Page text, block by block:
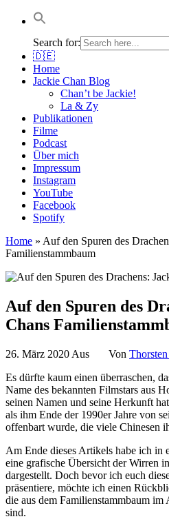
Jackie Chan Deutschland | Thorsten
Autor & Jackie-Chan-Historiker
Search for:
🇩🇪
Home
Jackie Chan Blog
Chan’t be Jackie!
La & Zy
Publikationen
Filme
Podcast
Über mich
Impressum
Instagram
YouTube
Facebook
Spotify
Home » Auf den Spuren des
Familienstammbaum
Auf den Spuren des
Chans
26. März 2020 Aus Von
Es dürfte kaum einen überraschen,
Name des bekannten Filmstars aus
seinen Namen und seine Herkunft
als ihm Ende der 1990er Jahre von
offenbart wurde, die viele Chinesen
Am Ende dieses Artikels habe ich in
eine grafische Übersicht der Wirren
dargestellt. Doch bevor ich euch
präsentiere, möchte ich einen
die aus dem Familienstammbaum im
sind.